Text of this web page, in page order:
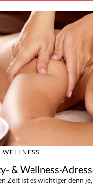
& Wellness-
Zeit ist es wichtiger denn